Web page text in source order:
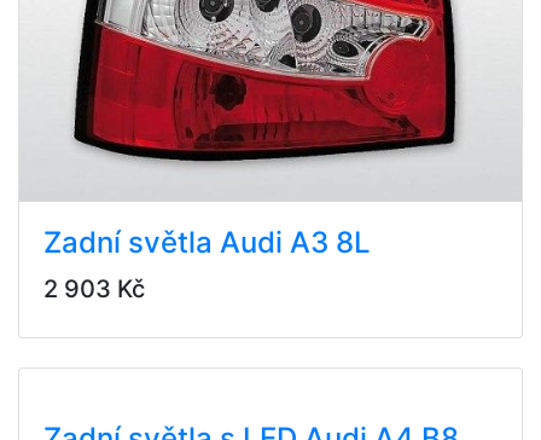
Zadní světla Audi A3 8L
2 903 Kč